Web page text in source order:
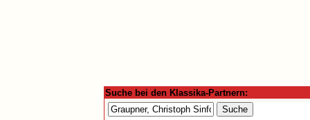
Suche bei den Klassika-Partnern: